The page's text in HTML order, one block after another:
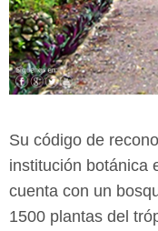
Su código de
institución botánica
cuenta con un
1500 plantas del